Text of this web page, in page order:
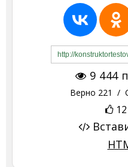
9 444
Верно 221 /
12